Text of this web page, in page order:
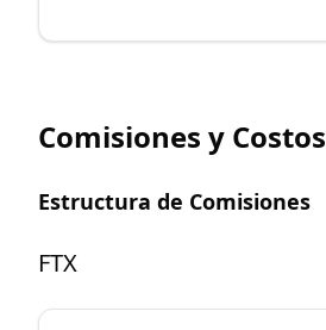
Comisiones y Costos
Estructura de Comisiones
FTX